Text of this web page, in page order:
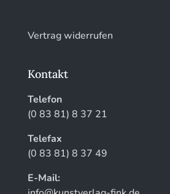
Vertrag widerrufen
Kontakt
Telefon
(0 83 81) 8 37 21
Telefax
(0 83 81) 8 37 49
E-Mail: